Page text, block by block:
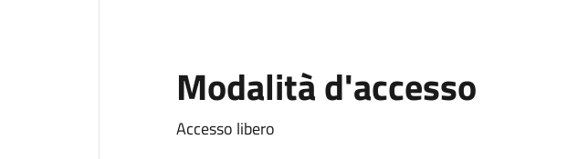
Modalità d'accesso
Accesso libero